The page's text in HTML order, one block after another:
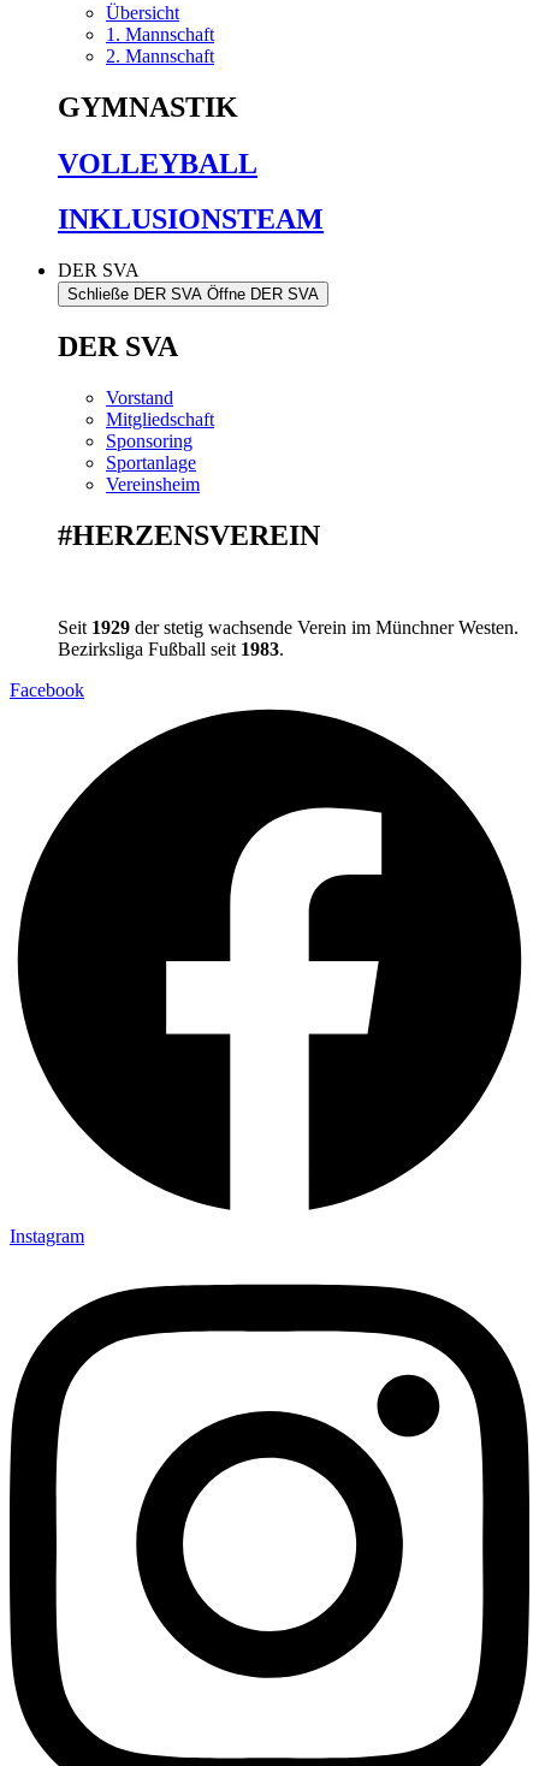
Übersicht
1. Mannschaft
2. Mannschaft
GYMNASTIK
VOLLEYBALL
INKLUSIONSTEAM
DER SVA
Schließe DER SVA Öffne DER SVA
DER SVA
Vorstand
Mitgliedschaft
Sponsoring
Sportanlage
Vereinsheim
#HERZENSVEREIN
Seit 1929 der stetig wachsende Verein im Münchner Westen.
Bezirksliga Fußball seit 1983.
Facebook
Instagram